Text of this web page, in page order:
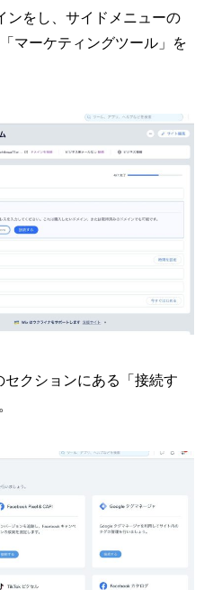
ンをし、サイドメニューの
マーケティングツール」を
セクションにある「接続す